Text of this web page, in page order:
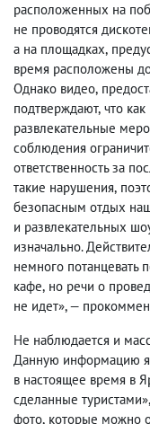
расположенных на
не проводятся
а на площадках,
время расположены
Однако видео,
подтверждают, что
развлекательные
соблюдения
ответственность за
такие нарушения,
безопасным отдых
и развлекательных
изначально.
немного потанцевать
кафе, но речи о
не идет», —
Не наблюдается и
Данную информацию
в настоящее время в
сделанные
фото, которые можно